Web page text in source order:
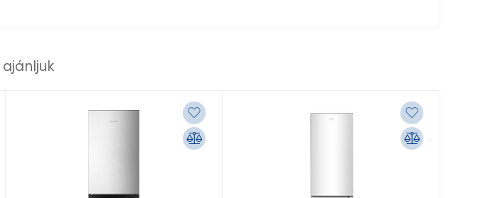
ajánljuk